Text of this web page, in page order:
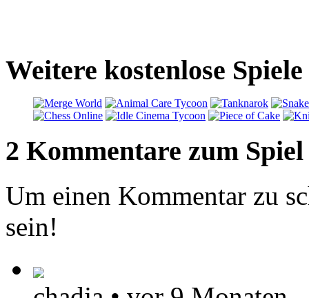
Weitere kostenlose
2 Kommentare zum Spiel
Um einen Kommentar zu
sein!